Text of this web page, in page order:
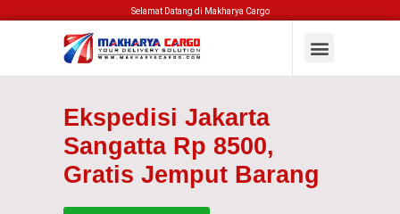
Selamat Datang di Makharya Cargo
Ekspedisi Jakarta
Sangatta Rp 8500,
Gratis Jemput Barang